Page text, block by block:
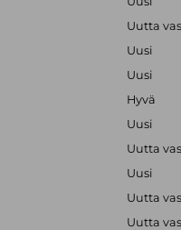
Uutta
Uusi
Uusi
Hyvä
Uusi
Uutta
Uusi
Uutta
Uutta